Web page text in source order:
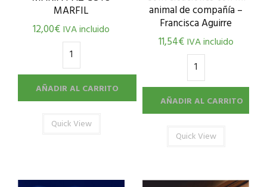
MARFIL
12,00€IVA incluido
AÑADIR AL CARRITO
Quick View
animal de compañía –
Francisca Aguirre
11,54€ IVA incluido
AÑADIR AL CARRITO
Quick View